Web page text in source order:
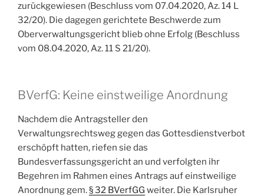
zurückgewiesen (Beschluss vom 07.04.2020, Az. 14 L
32/20). Die dagegen gerichtete Beschwerde zum
Oberverwaltungsgericht blieb ohne Erfolg (Beschluss
vom 08.04.2020, Az. 11 S 21/20).
BVerfG: Keine einstweilige Anordnung
Nachdem die Antragsteller den
Verwaltungsrechtsweg gegen das Gottesdienstverbot
erschöpft hatten, riefen sie das
Bundesverfassungsgericht an und verfolgten ihr
Begehren im Rahmen eines Antrags auf einstweilige
Anordnung gem.§ 32 BVerfGG weiter. Die Karlsruher